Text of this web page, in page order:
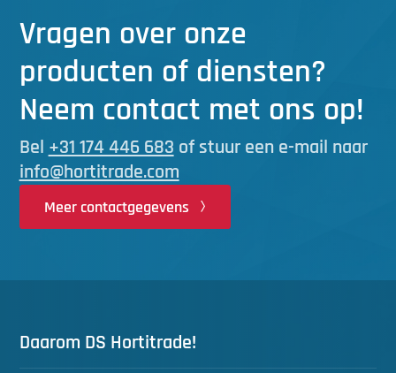
Vragen over onze
producten of diensten?
Neem contact met ons op!
Bel +31 174 446 683 of stuur een e-mail naar
info@hortitrade.com
Meer contactgegevens
Daarom DS Hortitrade!